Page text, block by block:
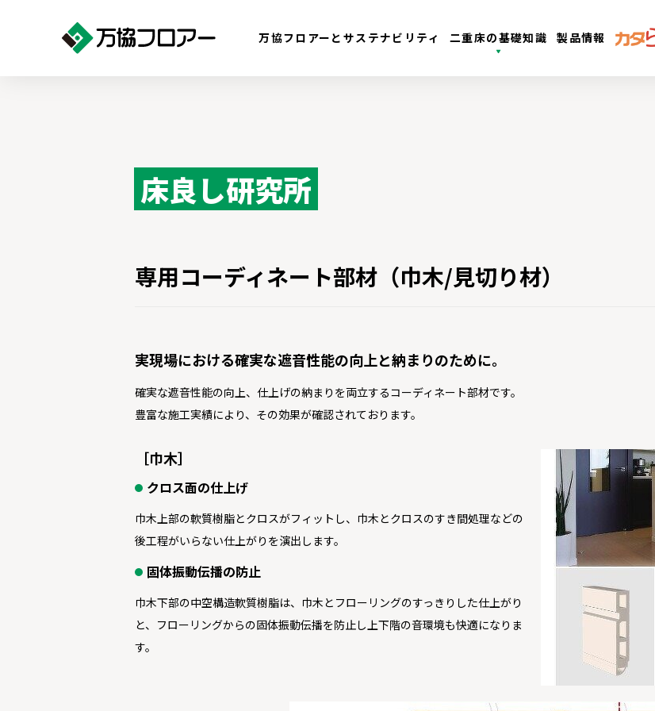
万協フロアーとサステナビリティ 二重床の基礎知識 製品情報
床良し研究所
専用コーディネート部材（巾木/見切り材）
実現場における確実な遮音性能の向上と納まりのために。
確実な遮音性能の向上、仕上げの納まりを両立するコーディネート部材です。
豊富な施工実績により、その効果が確認されております。
［巾木］
クロス面の仕上げ
巾木上部の軟質樹脂とクロスがフィットし、巾木とクロスのすき間処理などの
後工程がいらない仕上がりを演出します。
固体振動伝播の防止
巾木下部の中空構造軟質樹脂は、巾木とフローリングのすっきりした仕上がり
と、フローリングからの固体振動伝播を防止し上下階の音環境も快適になりま
す。